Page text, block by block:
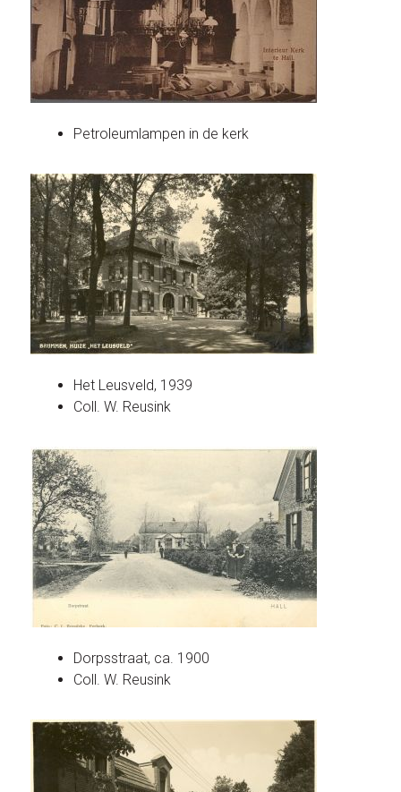
Petroleumlampen in de kerk
Het Leusveld, 1939
Coll. W. Reusink
Dorpsstraat, ca. 1900
Coll. W. Reusink